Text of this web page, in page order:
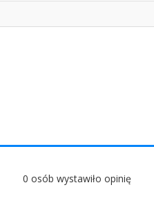
0 osób wystawiło opinię